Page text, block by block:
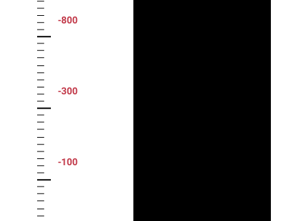
-800
-300
-100